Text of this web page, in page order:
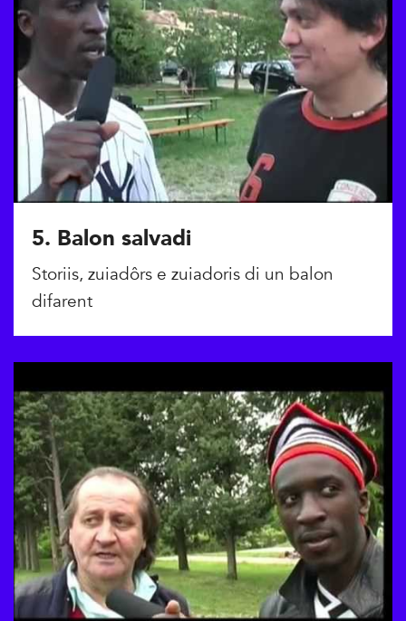
5. Balon salvadi
Storiis, zuiadôrs e zuiadoris di un balon
difarent